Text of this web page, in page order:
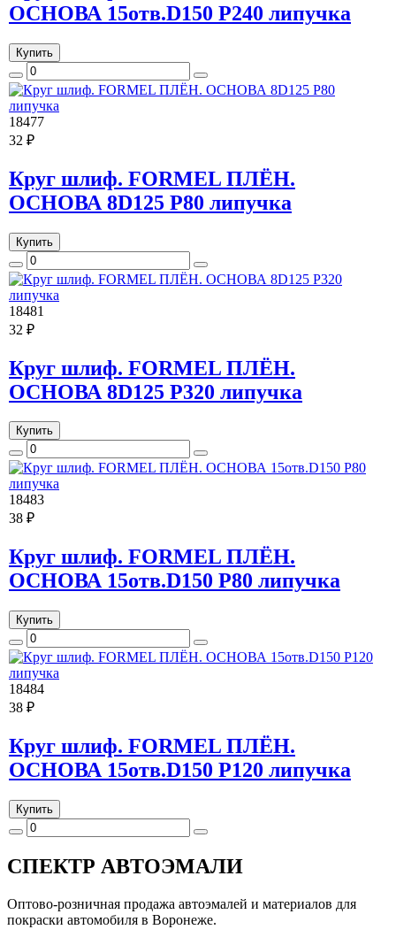
ОСНОВА 15отв.D150 P240 липучка
Купить
18477
32 ₽
Круг шлиф. FORMEL ПЛЁН.
ОСНОВА 8D125 P80 липучка
Купить
18481
32 ₽
Круг шлиф. FORMEL ПЛЁН.
ОСНОВА 8D125 P320 липучка
Купить
18483
38 ₽
Круг шлиф. FORMEL ПЛЁН.
ОСНОВА 15отв.D150 P80 липучка
Купить
18484
38 ₽
Круг шлиф. FORMEL ПЛЁН.
ОСНОВА 15отв.D150 P120 липучка
Купить
СПЕКТР АВТОЭМАЛИ
Оптово-розничная продажа автоэмалей и материалов для
покраски автомобиля в Воронеже.